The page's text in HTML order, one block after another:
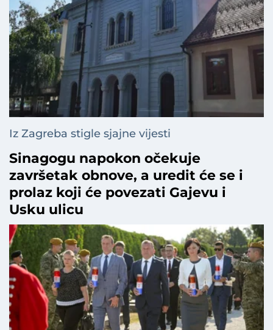
Iz Zagreba stigle sjajne vijesti
Sinagogu napokon očekuje
završetak obnove, a uredit će se i
prolaz koji će povezati Gajevu i
Usku ulicu